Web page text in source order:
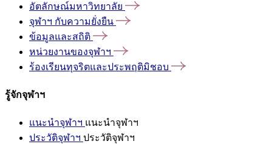
อัตลักษณ์มหาวิทยาลัย
จุฬาฯ กับความยั่งยืน
ข้อมูลและสถิติ
หน่วยงานของจุฬาฯ
ร้องเรียนทุจริตและประพฤติมิชอบ
รู้จักจุฬาฯ
แนะนำจุฬาฯ แนะนำจุฬาฯ
ประวัติจุฬาฯ ประวัติจุฬาฯ